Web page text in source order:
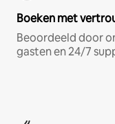
Boeken met
Beoordeeld door
gasten en 24/7